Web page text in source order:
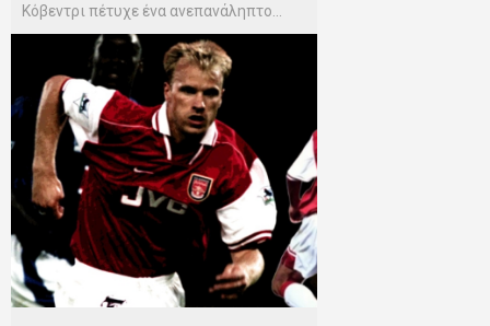
Κόβεντρι πέτυχε ένα ανεπανάληπτο...